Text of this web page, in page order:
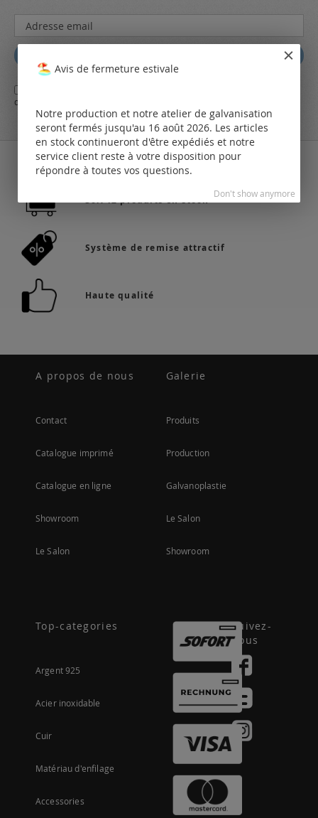
Inscription
à
notre
lettre
d’information
:
déclaration de protection des données
36.742 produits en stock
Système de remise attractif
Haute qualité
A propos de nous
Contact
Catalogue imprimé
Catalogue en ligne
Showroom
Le Salon
Galerie
Produits
Production
Galvanoplastie
Le Salon
Showroom
Top-categories
Argent 925
Acier inoxidable
Cuir
Matériau d'enfilage
Accessories
Suivez-
nous
Avis de fermeture estivale
Notre production et notre atelier de galvanisation
seront fermés jusqu'au 16 août 2026. Les articles
en stock continueront d'être expédiés et notre
service client reste à votre disposition pour
répondre à toutes vos questions.
Don't show anymore